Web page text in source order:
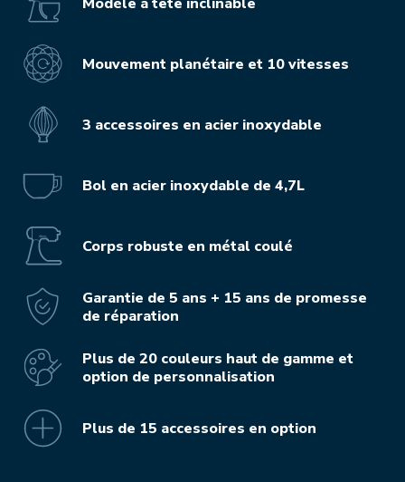
Mouvement planétaire et 10 vitesses
3 accessoires en acier inoxydable
Bol en acier inoxydable de 4,7L
Corps robuste en métal coulé
Garantie de 5 ans + 15 ans de promesse
de réparation
Plus de 20 couleurs haut de gamme et
option de personnalisation
Plus de 15 accessoires en option